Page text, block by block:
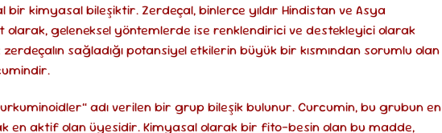
bir kimyasal bileşiktir. Zerdeçal, binlerce yıldır Hindistan ve Asya
geleneksel yöntemlerde ise renklendirici ve destekleyici olarak
zerdeçalın sağladığı potansiyel etkilerin büyük bir kısmından sorumlu olan
adı verilen bir grup bileşik bulunur. Curcumin, bu grubun en
en aktif olan üyesidir. Kimyasal olarak bir fito-besin olan bu madde,